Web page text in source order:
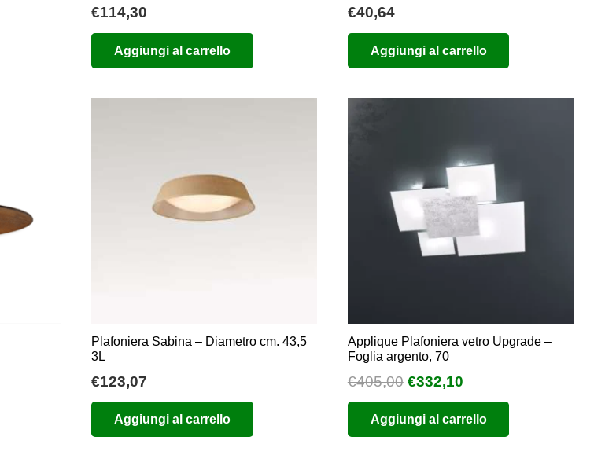
€114,30
Aggiungi al carrello
€40,64
Aggiungi al carrello
Plafoniera Sabina – Diametro cm. 43,5
3L
€123,07
Aggiungi al carrello
Applique Plafoniera vetro Upgrade –
Foglia argento, 70
€405,00 Il
prezzo
originale
era:
€332,10Il
prezzo
attuale
è:
Aggiungi al carrello